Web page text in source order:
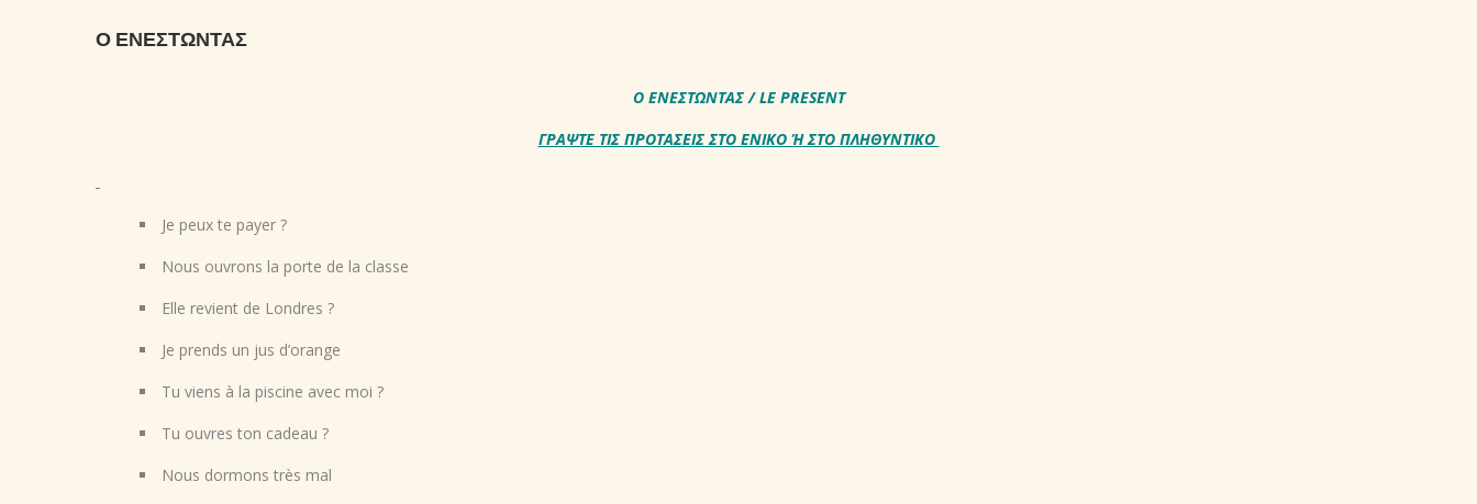
Ο ΕΝΕΣΤΩΝΤΑΣ
Ο ΕΝΕΣΤΩΝΤΑΣ / LE PRESENT
ΓΡΑΨΤΕ ΤΙΣ ΠΡΟΤΑΣΕΙΣ ΣΤΟ ΕΝΙΚΟ Ή ΣΤΟ ΠΛΗΘΥΝΤΙΚΟ
Je peux te payer ?
Nous ouvrons la porte de la classe
Elle revient de Londres ?
Je prends un jus d’orange
Tu viens à la piscine avec moi ?
Tu ouvres ton cadeau ?
Nous dormons très mal